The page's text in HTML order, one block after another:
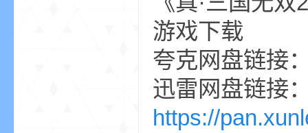
游戏下载
夸克网盘链接
迅雷网盘链接
https://